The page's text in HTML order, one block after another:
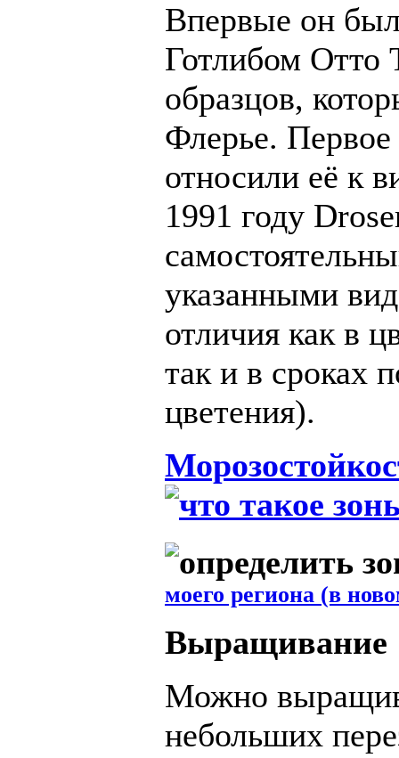
Впервые он
Готлибом Отто
образцов,
Флерье. Первое
относили её к
1991 году
указанными
отличия как в
так и в сроках
цветения).
моего региона (в
Выращивание
Можно
небольших